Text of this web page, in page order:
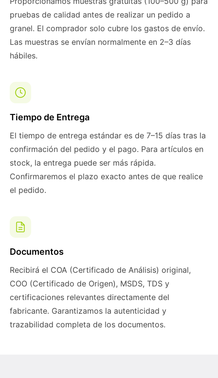
pruebas de calidad antes de realizar un pedido a
granel. El comprador solo cubre los gastos de envío.
Las muestras se envían normalmente en 2–3 días
hábiles.
Tiempo de Entrega
El tiempo de entrega estándar es de 7–15 días tras la
confirmación del pedido y el pago. Para artículos en
stock, la entrega puede ser más rápida.
Confirmaremos el plazo exacto antes de que realice
el pedido.
Documentos
Recibirá el COA (Certificado de Análisis) original,
COO (Certificado de Origen), MSDS, TDS y
certificaciones relevantes directamente del
fabricante. Garantizamos la autenticidad y
trazabilidad completa de los documentos.